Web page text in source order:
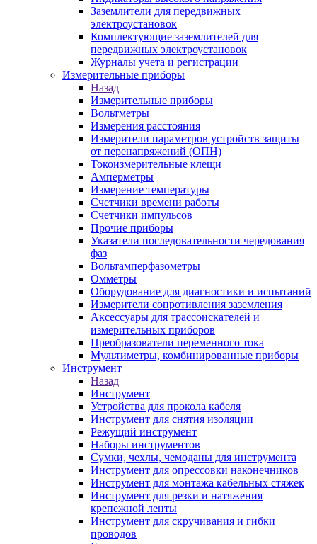
Заземлители для передвижных
электроустановок
Комплектующие заземлителей для
передвижных электроустановок
Журналы учета и регистрации
Измерительные приборы
Назад
Измерительные приборы
Вольтметры
Измерения расстояния
Измерители параметров устройств защиты
от перенапряжений (ОПН)
Токоизмерительные клещи
Амперметры
Измерение температуры
Счетчики времени работы
Счетчики импульсов
Прочие приборы
Указатели последовательности чередования
фаз
Вольтамперфазометры
Омметры
Оборудование для диагностики и испытаний
Измерители сопротивления заземления
Аксессуары для трассоискателей и
измерительных приборов
Преобразователи переменного тока
Мультиметры, комбинированные приборы
Инструмент
Назад
Инструмент
Устройства для прокола кабеля
Инструмент для снятия изоляции
Режущий инструмент
Наборы инструментов
Сумки, чехлы, чемоданы для инструмента
Инструмент для опрессовки наконечников
Инструмент для монтажа кабельных стяжек
Инструмент для резки и натяжения
крепежной ленты
Инструмент для скручивания и гибки
проводов